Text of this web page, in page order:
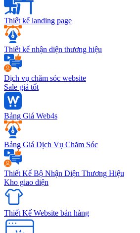
Thiết kế landing page
Thiết kế nhận diện thương hiệu
Dịch vụ chăm sóc website
Sale giá tốt
Bảng Giá Web4s
Bảng Giá Dịch Vụ Chăm Sóc
Thiết Kế Bộ Nhận Diện Thương Hiệu
Kho giao diện
Thiết Kế Website bán hàng